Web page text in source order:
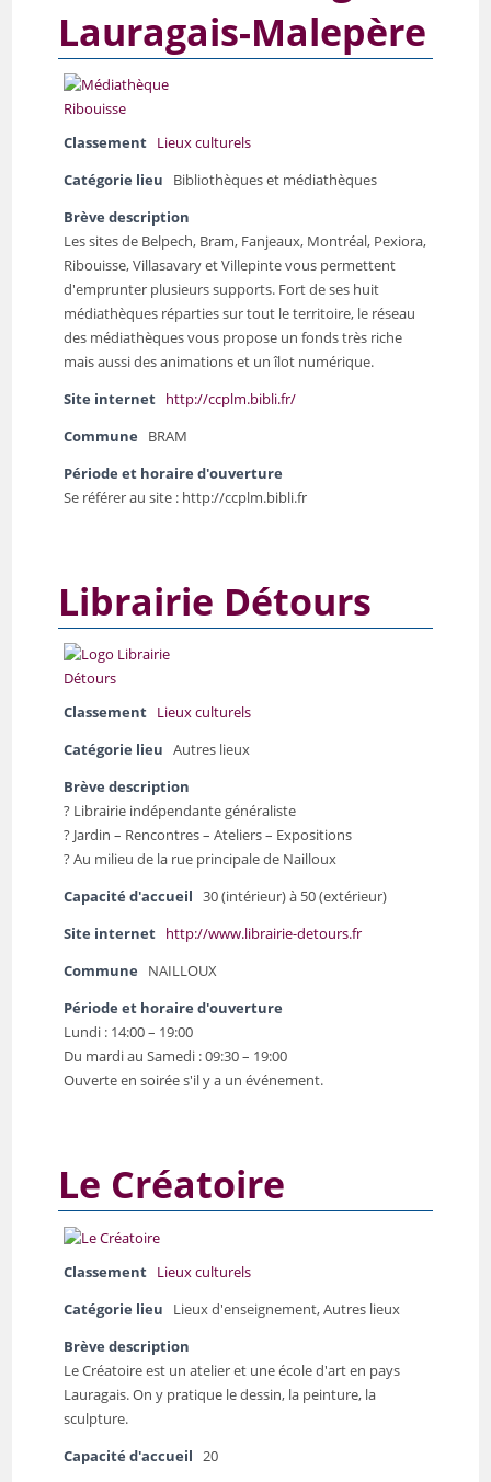
Lauragais-Malepère
Classement Lieux culturels
Catégorie lieu
Bibliothèques et médiathèques
Brève description
Les sites de Belpech, Bram, Fanjeaux, Montréal, Pexiora,
Ribouisse, Villasavary et Villepinte vous permettent
d'emprunter plusieurs supports. Fort de ses huit
médiathèques réparties sur tout le territoire, le réseau
des médiathèques vous propose un fonds très riche
mais aussi des animations et un îlot numérique.
Site internet http://ccplm.bibli.fr/
Commune
BRAM
Période et horaire d'ouverture
Se référer au site : http://ccplm.bibli.fr
Librairie Détours
Classement Lieux culturels
Catégorie lieu
Autres lieux
Brève description
? Librairie indépendante généraliste
? Jardin – Rencontres – Ateliers – Expositions
? Au milieu de la rue principale de Nailloux
Capacité d'accueil
30 (intérieur) à 50 (extérieur)
Site internet http://www.librairie-detours.fr
Commune
NAILLOUX
Période et horaire d'ouverture
Lundi : 14:00 – 19:00
Du mardi au Samedi : 09:30 – 19:00
Ouverte en soirée s'il y a un événement.
Le Créatoire
Classement Lieux culturels
Catégorie lieu
Lieux d'enseignement, Autres lieux
Brève description
Le Créatoire est un atelier et une école d'art en pays
Lauragais. On y pratique le dessin, la peinture, la
sculpture.
Capacité d'accueil
20